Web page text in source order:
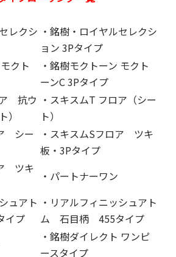
レクシ ・銘樹・ロイヤルセレクシ
ョン 3Pタイプ
クト
・銘樹モクトーン モクト
ーンC 3Pタイプ
ア 抗ウ
）
・スキスムT フロア（シー
ト）
シー
・スキスムSフロア ツキ
板・3Pタイプ
ツキ
・パートナーワン
ュアト
プ
・リアルフィニッシュアト
ム 石目柄 455タイプ
・銘樹ダイレクト ワンピ
ースタイプ